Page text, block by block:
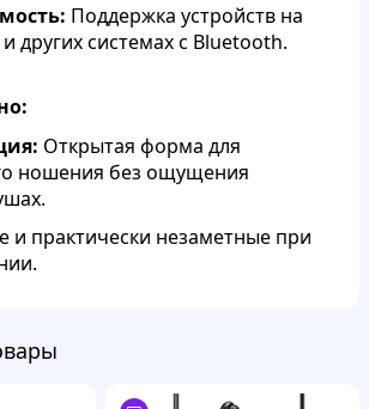
Поддержка устройств на
других системах с Bluetooth.
Открытая форма для
ношения без ощущения
и практически незаметные при